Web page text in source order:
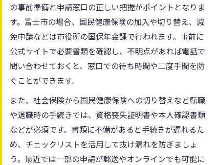
の事前準備と申請窓口の正しい把握がポイントとなりま
す。富士市の場合、国民健康保険の加入や切り替え、減
免申請などは市役所の国保年金課で行われます。事前に
公式サイトで必要書類を確認し、不明点があれば電話で
問い合わせておくと、窓口での待ち時間や二度手間を防
ぐことができます。
また、社会保険から国民健康保険への切り替えなど転職
や退職時の手続きでは、資格喪失証明書や本人確認書類
などが必須です。書類に不備があると手続きが遅れるた
め、チェックリストを活用して抜け漏れを防ぎましょ
う。最近では一部の申請が郵送やオンラインでも可能に